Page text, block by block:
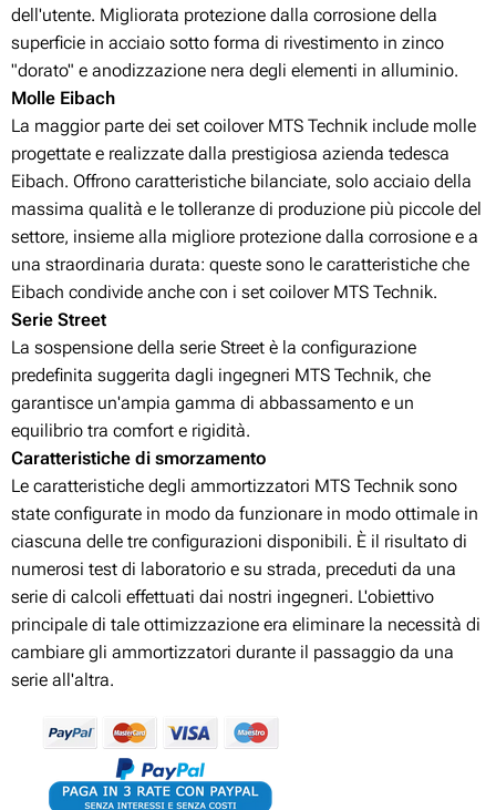
dell'utente. Migliorata protezione dalla corrosione della
superficie in acciaio sotto forma di rivestimento in zinco
"dorato" e anodizzazione nera degli elementi in alluminio.
Molle Eibach
La maggior parte dei set coilover MTS Technik include molle
progettate e realizzate dalla prestigiosa azienda tedesca
Eibach. Offrono caratteristiche bilanciate, solo acciaio della
massima qualità e le tolleranze di produzione più piccole del
settore, insieme alla migliore protezione dalla corrosione e a
una straordinaria durata: queste sono le caratteristiche che
Eibach condivide anche con i set coilover MTS Technik.
Serie Street
La sospensione della serie Street è la configurazione
predefinita suggerita dagli ingegneri MTS Technik, che
garantisce un'ampia gamma di abbassamento e un
equilibrio tra comfort e rigidità.
Caratteristiche di smorzamento
Le caratteristiche degli ammortizzatori MTS Technik sono
state configurate in modo da funzionare in modo ottimale in
ciascuna delle tre configurazioni disponibili. È il risultato di
numerosi test di laboratorio e su strada, preceduti da una
serie di calcoli effettuati dai nostri ingegneri. L'obiettivo
principale di tale ottimizzazione era eliminare la necessità di
cambiare gli ammortizzatori durante il passaggio da una
serie all'altra.